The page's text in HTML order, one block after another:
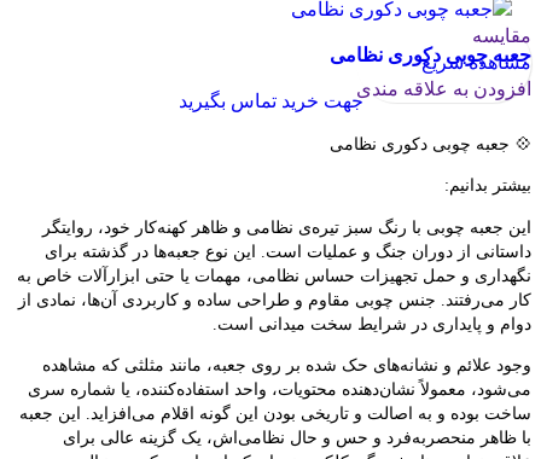
مقایسه
مشاهده سریع
افزودن به علاقه مندی
جعبه چوبی دکوری نظامی
جهت خرید تماس بگیرید
💠 جعبه چوبی دکوری نظامی
بیشتر بدانیم:
این جعبه چوبی با رنگ سبز تیره‌ی نظامی و ظاهر کهنه‌کار خود، روایتگر
داستانی از دوران جنگ و عملیات است. این نوع جعبه‌ها در گذشته برای
نگهداری و حمل تجهیزات حساس نظامی، مهمات یا حتی ابزارآلات خاص به
کار می‌رفتند. جنس چوبی مقاوم و طراحی ساده و کاربردی آن‌ها، نمادی از
دوام و پایداری در شرایط سخت میدانی است.
وجود علائم و نشانه‌های حک شده بر روی جعبه، مانند مثلثی که مشاهده
می‌شود، معمولاً نشان‌دهنده محتویات، واحد استفاده‌کننده، یا شماره سری
ساخت بوده و به اصالت و تاریخی بودن این گونه اقلام می‌افزاید. این جعبه
با ظاهر منحصربه‌فرد و حس و حال نظامی‌اش، یک گزینه عالی برای